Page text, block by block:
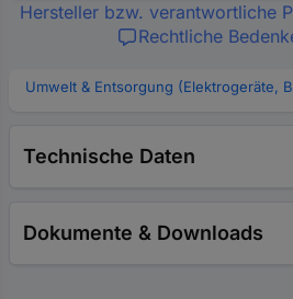
Hersteller bzw. verantwortliche
Rechtliche
Umwelt & Entsorgung (Elektrogeräte,
Technische Daten
Dokumente & Downloads